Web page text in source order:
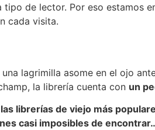
de lector. Por eso
cada visita.
lagrimilla asome en el ojo
la librería cuenta con un
librerías de viejo más
casi imposibles de